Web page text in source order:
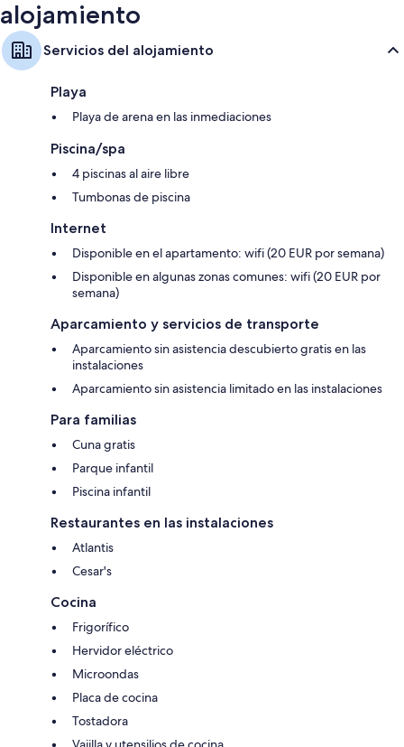
alojamiento
Servicios del alojamiento
Playa
Playa de arena en las inmediaciones
Piscina/spa
4 piscinas al aire libre
Tumbonas de piscina
Internet
Disponible en el apartamento: wifi (20 EUR por semana)
Disponible en algunas zonas comunes: wifi (20 EUR por
semana)
Aparcamiento y servicios de transporte
Aparcamiento sin asistencia descubierto gratis en las
instalaciones
Aparcamiento sin asistencia limitado en las instalaciones
Para familias
Cuna gratis
Parque infantil
Piscina infantil
Restaurantes en las instalaciones
Atlantis
Cesar's
Cocina
Frigorífico
Hervidor eléctrico
Microondas
Placa de cocina
Tostadora